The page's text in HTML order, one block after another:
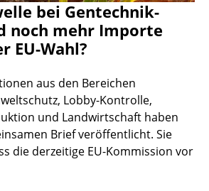
bei Gentechnik-
noch mehr Importe
EU-Wahl?
aus den Bereichen
Lobby-Kontrolle,
und Landwirtschaft haben
Brief veröffentlicht. Sie
die derzeitige EU-Kommission vor